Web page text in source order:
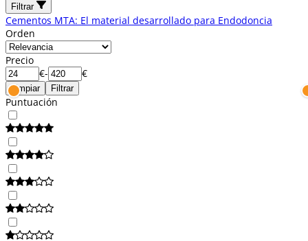
Filtrar
Cementos MTA: El material desarrollado para Endodoncia
Orden
Precio
€- €
Limpiar Filtrar
Puntuación